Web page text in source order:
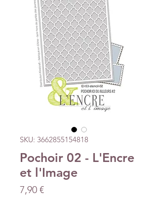
SKU: 3662855154818
Pochoir 02 - L'Encre
et l'Image
7,90 €Precio